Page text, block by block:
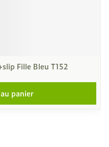
Fille Bleu T152
panier